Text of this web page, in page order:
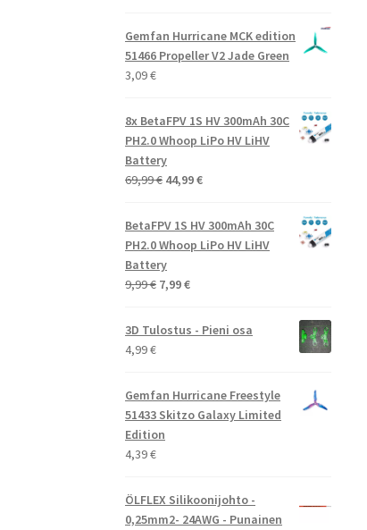
Gemfan Hurricane MCK edition
51466 Propeller V2 Jade Green
3,09€
8x BetaFPV 1S HV 300mAh 30C
PH2.0 Whoop LiPo HV LiHV
Battery
69,99€ Alkuperäinen
oli:
69,99 €.
44,99€Nykyinen
on:
44,99 €.
BetaFPV 1S HV 300mAh 30C
PH2.0 Whoop LiPo HV LiHV
Battery
9,99€ Alkuperäinen
oli:
7,99€Nykyinen
on:
3D Tulostus - Pieni osa
4,99€
Gemfan Hurricane Freestyle
51433 Skitzo Galaxy Limited
Edition
4,39€
ÖLFLEX Silikoonijohto -
0,25mm2- 24AWG - Punainen